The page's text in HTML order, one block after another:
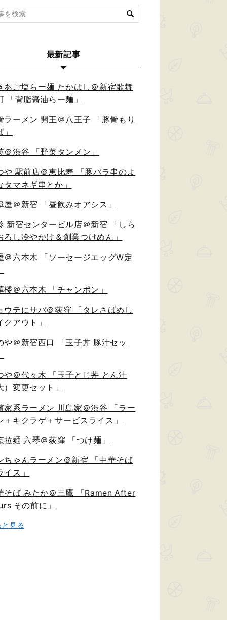
最新記事
あご塩らー麺 たかはし＠新宿歌舞
「背脂醤油らー麺」
ラーメン 開王＠八王子 「豚骨もり
＠渋谷 「野菜タンメン」
や 駅前店＠恵比寿 「豚バラ串のよ
タマネギ串とか」
屋＠新宿 「昼飲みオアシス」
新宿センタービル店＠新宿 「しら
ろし冷やかけ＆創業つけめん」
＠六本木 「ソーセージエッグW定
楼＠六本木 「チャンポン」
ウテにサバ＠荻窪 「タレさばめし
クアウト」
や＠新宿西口 「玉子丼 豚汁セッ
や＠代々木 「玉子とじ丼 とん汁
）変更セット」
家系ラーメン 川島家＠渋谷 「ラー
＋キクラゲ＋サービスライス」
拉麺 六琴＠荻窪 「つけ麺」
ちゃんラーメン＠新宿 「中華そば
イス」
そば みたか＠三鷹 「Ramen After
その前に」
と見る